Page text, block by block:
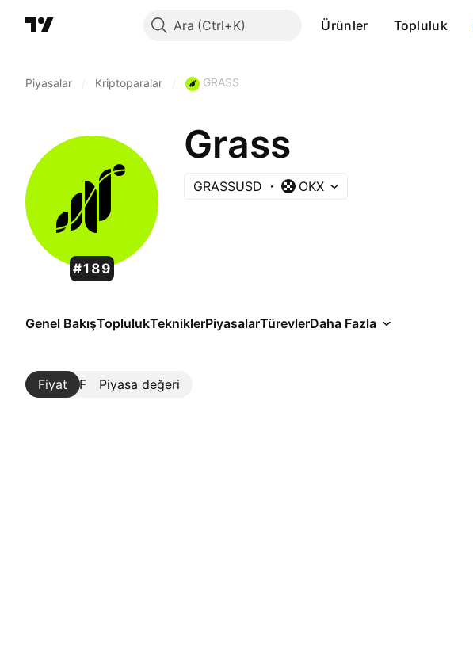
Ara Ürünler Topluluk
Piyasalar Kriptoparalar GRASS
#189
Grass
GRASSUSD OKX
Genel BakışToplulukTekniklerPiyasalarTürevlerDaha Fazla
Fiyat Piyasa değeri
Daha Fazla